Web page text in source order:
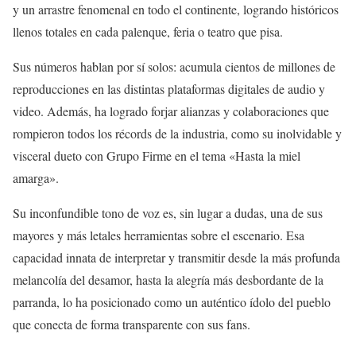
y un arrastre fenomenal en todo el continente, logrando históricos
llenos totales en cada palenque, feria o teatro que pisa.
Sus números hablan por sí solos: acumula cientos de millones de
reproducciones en las distintas plataformas digitales de audio y
video. Además, ha logrado forjar alianzas y colaboraciones que
rompieron todos los récords de la industria, como su inolvidable y
visceral dueto con Grupo Firme en el tema «Hasta la miel
amarga».
Su inconfundible tono de voz es, sin lugar a dudas, una de sus
mayores y más letales herramientas sobre el escenario. Esa
capacidad innata de interpretar y transmitir desde la más profunda
melancolía del desamor, hasta la alegría más desbordante de la
parranda, lo ha posicionado como un auténtico ídolo del pueblo
que conecta de forma transparente con sus fans.